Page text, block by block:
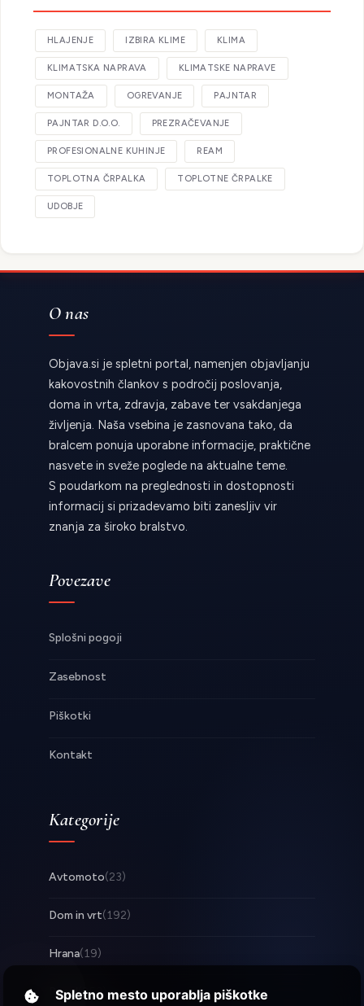
HLAJENJE IZBIRA KLIME KLIMA
KLIMATSKA NAPRAVA KLIMATSKE NAPRAVE
MONTAŽA OGREVANJE PAJNTAR
PAJNTAR D.O.O. PREZRAČEVANJE
PROFESIONALNE KUHINJE REAM
TOPLOTNA ČRPALKA TOPLOTNE ČRPALKE
UDOBJE
O nas
Objava.si je spletni portal, namenjen objavljanju
kakovostnih člankov s področij poslovanja,
doma in vrta, zdravja, zabave ter vsakdanjega
življenja. Naša vsebina je zasnovana tako, da
bralcem ponuja uporabne informacije, praktične
nasvete in sveže poglede na aktualne teme.
S poudarkom na preglednosti in dostopnosti
informacij si prizadevamo biti zanesljiv vir
znanja za široko bralstvo.
Povezave
Splošni pogoji
Zasebnost
Piškotki
Kontakt
Kategorije
Avtomoto(23)
Dom in vrt(192)
Hrana(19)
Posel(253)
Spletno mesto uporablja piškotke